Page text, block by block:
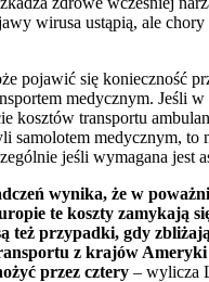
wirusa ustąpią, ale
pojawić się konieczność
medycznym. Jeśli
kosztów transportu
samolotem medycznym, to
jeśli wymagana jest
wynika, że w
te koszty zamykają
też przypadki, gdy
z krajów
przez cztery – wylicza